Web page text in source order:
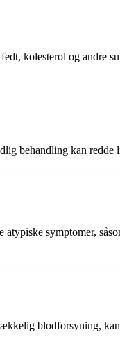
kolesterol og andre
behandling kan redde
symptomer,
blodforsyning,